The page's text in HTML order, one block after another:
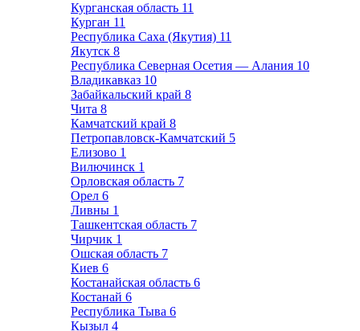
Курганская область 11
Курган 11
Республика Саха (Якутия) 11
Якутск 8
Республика Северная Осетия — Алания 10
Владикавказ 10
Забайкальский край 8
Чита 8
Камчатский край 8
Петропавловск-Камчатский 5
Елизово 1
Вилючинск 1
Орловская область 7
Орел 6
Ливны 1
Ташкентская область 7
Чирчик 1
Ошская область 7
Киев 6
Костанайская область 6
Костанай 6
Республика Тыва 6
Кызыл 4